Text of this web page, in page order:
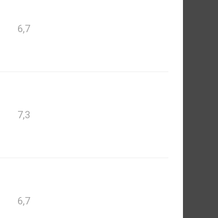
6,7
7,3
6,7